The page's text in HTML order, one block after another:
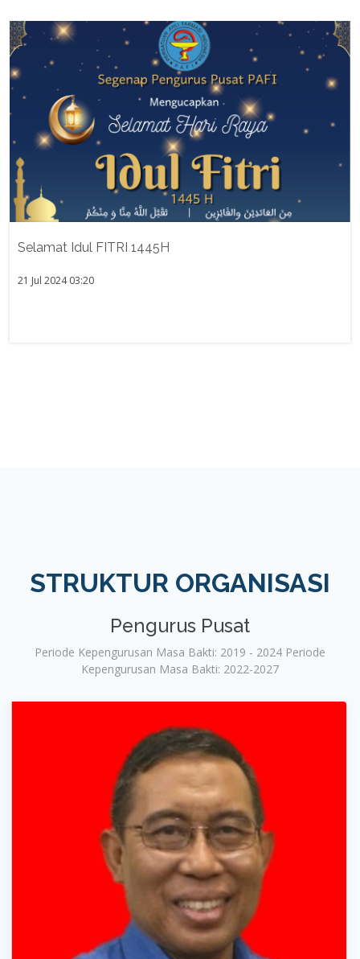
Selamat Idul FITRI 1445H
21 Jul 2024 03:20
STRUKTUR ORGANISASI
Pengurus Pusat
Periode Kepengurusan Masa Bakti: 2019 - 2024 Periode
Kepengurusan Masa Bakti: 2022-2027